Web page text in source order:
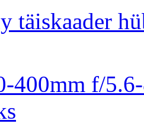
täiskaader
400mm f/